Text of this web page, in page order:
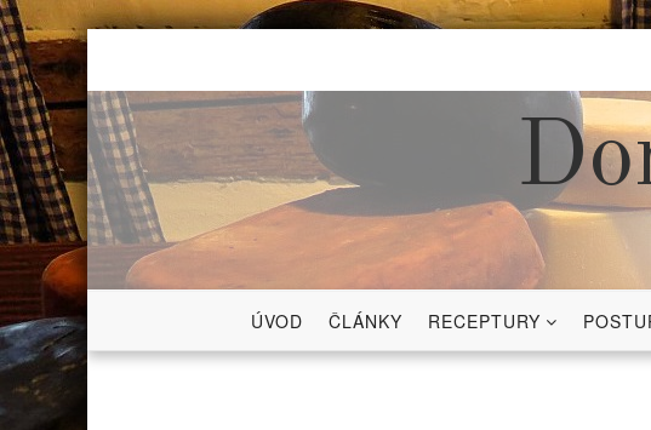
Skip
content
ÚVOD ČLÁNKY RECEPTURY